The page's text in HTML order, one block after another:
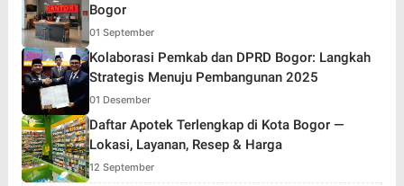
Bogor
01 September
Kolaborasi Pemkab dan DPRD Bogor: Langkah
Strategis Menuju Pembangunan 2025
01 Desember
Daftar Apotek Terlengkap di Kota Bogor —
Lokasi, Layanan, Resep & Harga
12 September